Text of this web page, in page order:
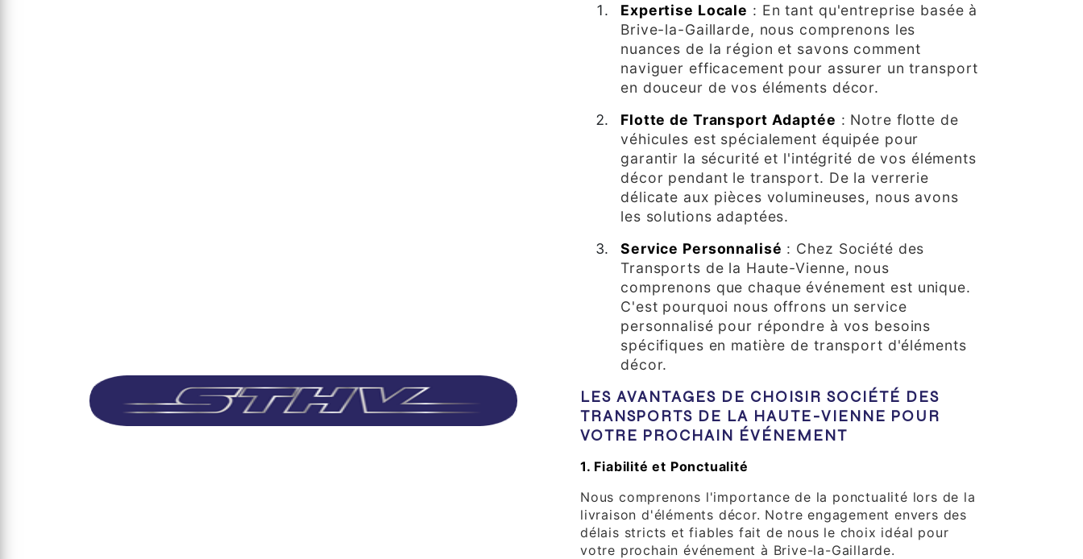
Expertise Locale : En tant qu'entreprise basée à
Brive-la-Gaillarde, nous comprenons les
nuances de la région et savons comment
naviguer efficacement pour assurer un transport
en douceur de vos éléments décor.
Flotte de Transport Adaptée : Notre flotte de
véhicules est spécialement équipée pour
garantir la sécurité et l'intégrité de vos éléments
décor pendant le transport. De la verrerie
délicate aux pièces volumineuses, nous avons
les solutions adaptées.
Service Personnalisé : Chez Société des
Transports de la Haute-Vienne, nous
comprenons que chaque événement est unique.
C'est pourquoi nous offrons un service
personnalisé pour répondre à vos besoins
spécifiques en matière de transport d'éléments
décor.
LES AVANTAGES DE CHOISIR SOCIÉTÉ DES
TRANSPORTS DE LA HAUTE-VIENNE POUR
VOTRE PROCHAIN ÉVÉNEMENT
1. Fiabilité et Ponctualité
Nous comprenons l'importance de la ponctualité lors de la
livraison d'éléments décor. Notre engagement envers des
délais stricts et fiables fait de nous le choix idéal pour
votre prochain événement à Brive-la-Gaillarde.